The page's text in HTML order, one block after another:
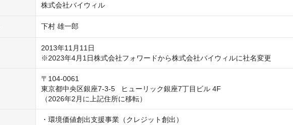
株式会社バイウィル
下村 雄一郎
2013年11月11日
※2023年4月1日株式会社フォワードから株式会社バイウィルに社名変更
〒104-0061
東京都中央区銀座7‐3‐5   ヒューリック銀座7丁目ビル 4F
（2026年2月に上記住所に移転）
・環境価値創出支援事業（クレジット創出）